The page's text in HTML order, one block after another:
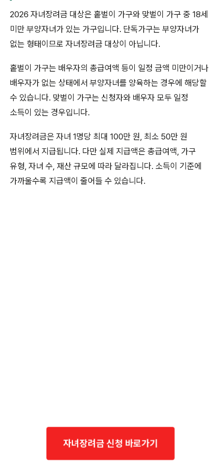
2026 자녀장려금 대상은 홑벌이 가구와 맞벌이 가구 중 18세
미만 부양자녀가 있는 가구입니다. 단독가구는 부양자녀가
없는 형태이므로 자녀장려금 대상이 아닙니다.
홑벌이 가구는 배우자의 총급여액 등이 일정 금액 미만이거나
배우자가 없는 상태에서 부양자녀를 양육하는 경우에 해당할
수 있습니다. 맞벌이 가구는 신청자와 배우자 모두 일정
소득이 있는 경우입니다.
자녀장려금은 자녀 1명당 최대 100만 원, 최소 50만 원
범위에서 지급됩니다. 다만 실제 지급액은 총급여액, 가구
유형, 자녀 수, 재산 규모에 따라 달라집니다. 소득이 기준에
가까울수록 지급액이 줄어들 수 있습니다.
자녀장려금 신청 바로가기